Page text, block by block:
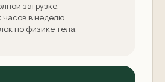
загрузке.
часов в неделю.
по физике тела.